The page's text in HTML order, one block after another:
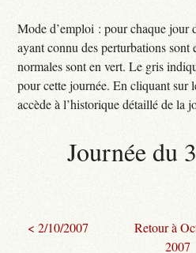
Mode d’emploi : pour chaque jour
ayant connu des perturbations sont
normales sont en vert. Le gris
pour cette journée. En cliquant sur
accède à l’historique détaillé de la
Journée du
< 2/10/2007
Retour à
2007